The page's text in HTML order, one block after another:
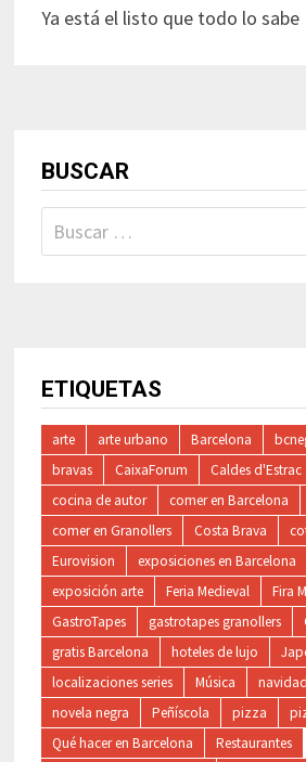
Ya está el listo que todo lo sabe
BUSCAR
Buscar:
ETIQUETAS
arte arte urbano Barcelona
bravas
CaixaForum Caldes d'Estrac
cocina de autor
comer en Barcelona
comer en Granollers
Costa Brava
Eurovision
exposiciones en Barcelona
exposición arte
Feria Medieval
Fira
GastroTapes
gastrotapes granollers
gratis Barcelona
hoteles de lujo
localizaciones series
Música navidad
novela negra
Peñíscola pizza
Qué hacer en Barcelona
Restaurantes